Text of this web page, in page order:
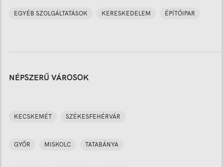
EGYÉB SZOLGÁLTATÁSOK KERESKEDELEM ÉPÍTŐIPAR
NÉPSZERŰ VÁROSOK
KECSKEMÉT SZÉKESFEHÉRVÁR
GYŐR MISKOLC TATABÁNYA